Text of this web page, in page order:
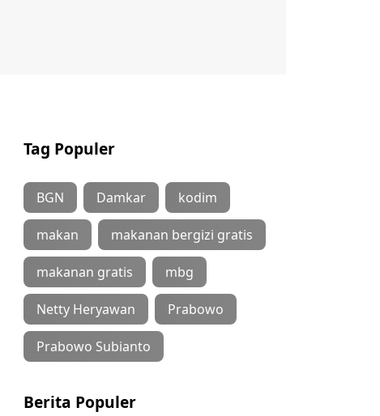
Tag Populer
BGN Damkar kodim
makan makanan bergizi gratis
makanan gratis mbg
Netty Heryawan Prabowo
Prabowo Subianto
Berita Populer